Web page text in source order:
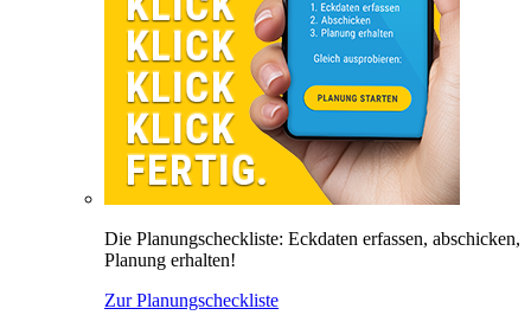
Die Planungscheckliste: Eckdaten erfassen, abschicken,
Planung erhalten!
Zur Planungscheckliste